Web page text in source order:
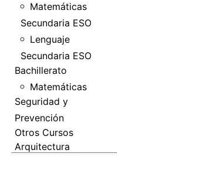
Matemáticas
Secundaria ESO
Lenguaje
Secundaria ESO
Bachillerato
Matemáticas
Seguridad y
Prevención
Otros Cursos
Arquitectura